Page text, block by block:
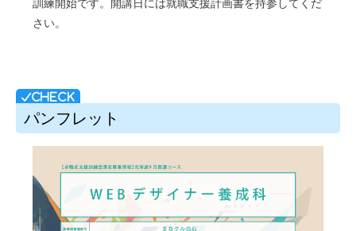
訓練開始です。開講日には就職支援計画書を持参してくだ
さい。
パンフレット